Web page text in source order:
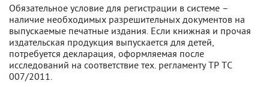
Обязательное условие для регистрации в системе –
наличие необходимых разрешительных документов на
выпускаемые печатные издания. Если книжная и прочая
издательская продукция выпускается для детей,
потребуется декларация, оформляемая после
исследований на соответствие тех. регламенту ТР ТС
007/2011.